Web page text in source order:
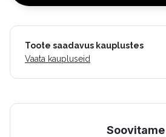
Toote saadavus kauplustes
Vaata kaupluseid
Soovitame